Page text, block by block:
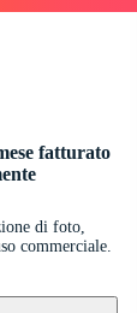
fatturato
di foto,
commerciale.